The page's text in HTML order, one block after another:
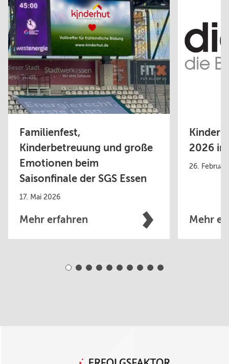
Familienfest,
Kinderbetreuung und große
Emotionen beim
Saisonfinale der SGS Essen
17. Mai 2026
Mehr erfahren
2026 in
26. Februar
Mehr